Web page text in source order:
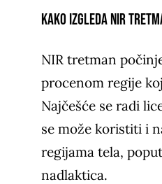
Kako izgleda NIR
NIR tretman
procenom regije
Najčešće se radi
se može koristiti i
regijama tela,
nadlaktica.